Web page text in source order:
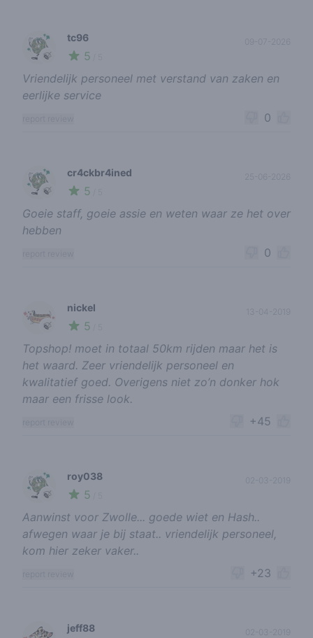
🍃
tc96
5
Vriendelijk personeel met verstand van zaken en
eerlijke service
0
🍃
cr4ckbr4ined
5
Goeie staff, goeie assie en weten waar ze het over
hebben
0
🍃
nickel
5
13-04-2019
Topshop! moet in totaal 50km rijden maar het is
het waard. Zeer vriendelijk personeel en
kwalitatief goed. Overigens niet zo’n donker hok
maar een frisse look.
+45
🍃
roy038
5
02-03-2019
Aanwinst voor Zwolle... goede wiet en Hash..
afwegen waar je bij staat.. vriendelijk personeel,
kom hier zeker vaker..
+23
jeff88 02-03-2019